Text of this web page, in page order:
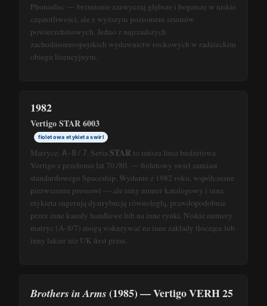
Phonodisc — brzmienie zazwyczaj głębsze i bogatsze w niskie
częstotliwości, ale z wyższym poziomem szumów
powierzchniowych. Jedno z najrzadszych
zachodnioeuropejskich wydawnictw rockowych w radzieckim
obiegu licencyjnym.
1982
Vertigo STAR 6003
fioletowa etykieta swirl
Matryce: A-8 / 7. Seria STAR to tańsza linia budżetowa
Vertigo z przełomu lat 70./80. — fioletowy swirl zamiast
standardowego Spaceship. Wydanie z 1982 roku, współczesne
pierwszemu pressowi — ale inny numer katalogowy i inna
etykieta sugerują dystrybucję równoległą, prawdopodobnie
przez inne kanały handlowe lub na inne rynki. Niskie numery
matryc (A-8/7) mogą wskazywać na inne zakłady tłoczące lub
inny lakier niż UK first press.
Brothers in Arms (1985) — Vertigo VERH 25